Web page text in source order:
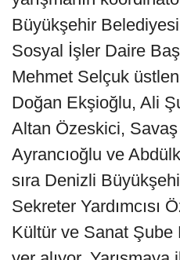
Büyükşehir
Sosyal İşler Daire
Mehmet Selçuk
Doğan Ekşioğlu, Ali
Altan Özeskici, Savaş
Ayrancıoğlu ve
sıra Denizli
Sekreter Yardımcısı
Kültür ve Sanat Şube